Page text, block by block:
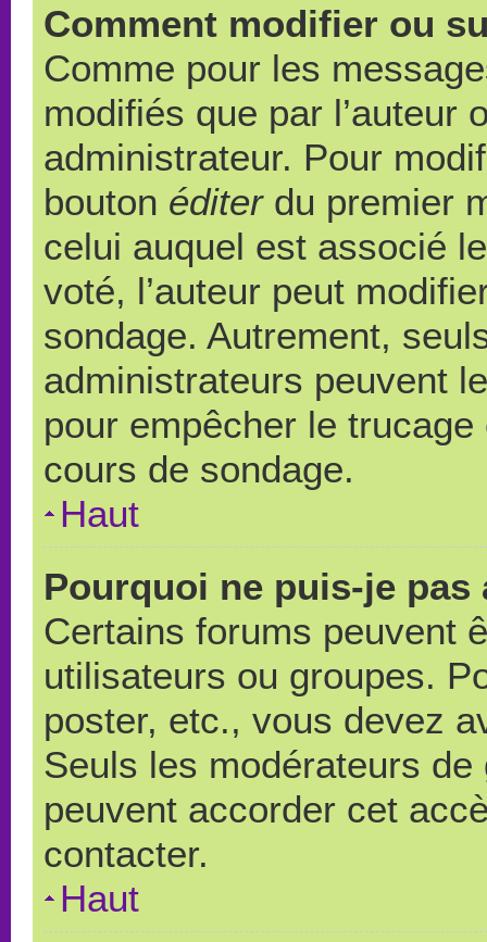
Comment modifier ou
Comme pour les
modifiés que par l’auteur
administrateur. Pour
bouton éditerdu premier
celui auquel est associé
voté, l’auteur peut
sondage. Autrement,
administrateurs peuvent
pour empêcher le
cours de sondage.
Haut
Pourquoi ne puis-je
Certains forums peuvent
utilisateurs ou groupes.
poster, etc., vous devez
Seuls les modérateurs
peuvent accorder cet
contacter.
Haut